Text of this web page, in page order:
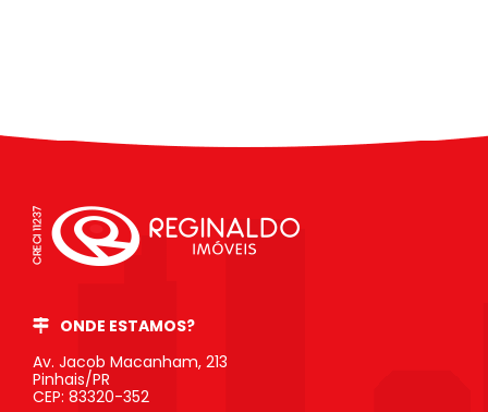
ONDE ESTAMOS?
Av. Jacob Macanham, 213
Pinhais/PR
CEP: 83320-352